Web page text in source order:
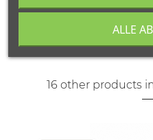
16 other products
ALLE